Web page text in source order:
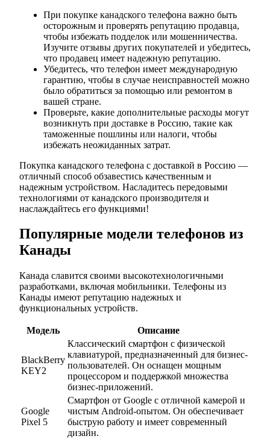
При покупке канадского телефона важно быть
осторожным и проверять репутацию продавца,
чтобы избежать подделок или мошенничества.
Изучите отзывы других покупателей и убедитесь,
что продавец имеет надежную репутацию.
Убедитесь, что телефон имеет международную
гарантию, чтобы в случае неисправностей можно
было обратиться за помощью или ремонтом в
вашей стране.
Проверьте, какие дополнительные расходы могут
возникнуть при доставке в Россию, такие как
таможенные пошлины или налоги, чтобы
избежать неожиданных затрат.
Покупка канадского телефона с доставкой в Россию —
отличный способ обзавестись качественным и
надежным устройством. Насладитесь передовыми
технологиями от канадского производителя и
наслаждайтесь его функциями!
Популярные модели телефонов из
Канады
Канада славится своими высокотехнологичными
разработками, включая мобильники. Телефоны из
Канады имеют репутацию надежных и
функциональных устройств.
Модель Описание
BlackBerry
KEY2
Классический смартфон с физической
клавиатурой, предназначенный для бизнес-
пользователей. Он оснащен мощным
процессором и поддержкой множества
бизнес-приложений.
Google
Pixel 5
Смартфон от Google с отличной камерой и
чистым Android-опытом. Он обеспечивает
быструю работу и имеет современный
дизайн.